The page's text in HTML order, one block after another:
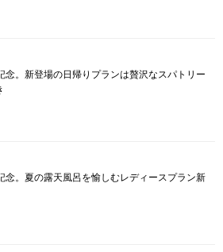
念。新登場の日帰りプランは贅沢なスパトリー
念。夏の露天風呂を愉しむレディースプラン新